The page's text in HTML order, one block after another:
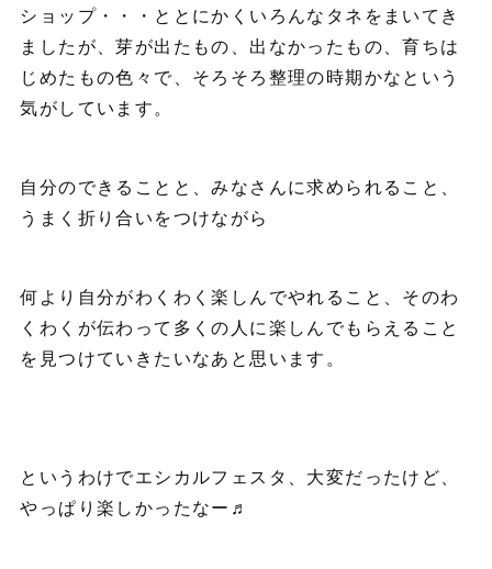
ショップ・・・ととにかくいろんなタネをまいてき
ましたが、芽が出たもの、出なかったもの、育ちは
じめたもの色々で、そろそろ整理の時期かなという
気がしています。
自分のできることと、みなさんに求められること、
うまく折り合いをつけながら
何より自分がわくわく楽しんでやれること、そのわ
くわくが伝わって多くの人に楽しんでもらえること
を見つけていきたいなあと思います。
というわけでエシカルフェスタ、大変だったけど、
やっぱり楽しかったなー♬